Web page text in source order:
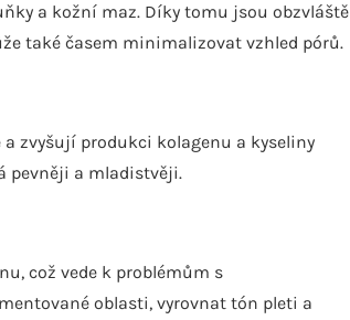
a kožní maz. Díky tomu jsou obzvláště
také časem minimalizovat vzhled pórů.
zvyšují produkci kolagenu a kyseliny
pevněji a mladistvěji.
což vede k problémům s
oblasti, vyrovnat tón pleti a